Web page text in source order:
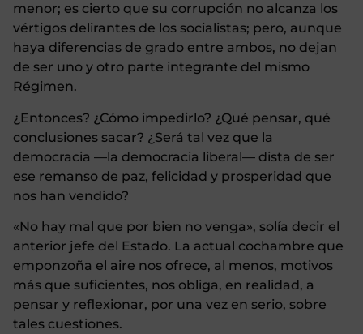
menor; es cierto que su corrupción no alcanza los
vértigos delirantes de los socialistas; pero, aunque
haya diferencias de grado entre ambos, no dejan
de ser uno y otro parte integrante del mismo
Régimen.
¿Entonces? ¿Cómo impedirlo? ¿Qué pensar, qué
conclusiones sacar? ¿Será tal vez que la
democracia —la democracia liberal— dista de ser
ese remanso de paz, felicidad y prosperidad que
nos han vendido?
«No hay mal que por bien no venga», solía decir el
anterior jefe del Estado. La actual cochambre que
emponzoña el aire nos ofrece, al menos, motivos
más que suficientes, nos obliga, en realidad, a
pensar y reflexionar, por una vez en serio, sobre
tales cuestiones.